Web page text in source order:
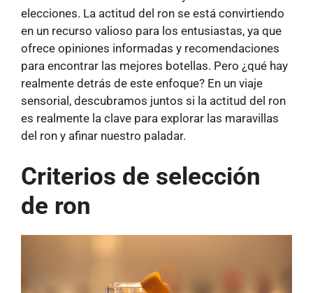
elecciones. La actitud del ron se está convirtiendo
en un recurso valioso para los entusiastas, ya que
ofrece opiniones informadas y recomendaciones
para encontrar las mejores botellas. Pero ¿qué hay
realmente detrás de este enfoque? En un viaje
sensorial, descubramos juntos si la actitud del ron
es realmente la clave para explorar las maravillas
del ron y afinar nuestro paladar.
Criterios de selección
de ron